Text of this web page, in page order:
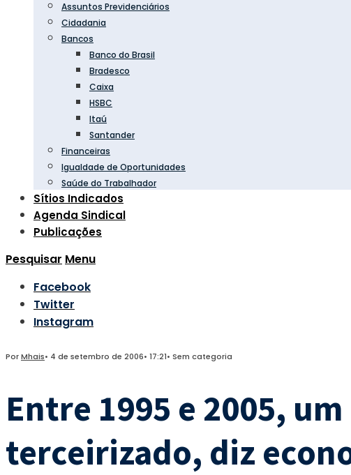
Assuntos Previdenciários
Cidadania
Bancos
Banco do Brasil
Bradesco
Caixa
HSBC
Itaú
Santander
Financeiras
Igualdade de Oportunidades
Saúde do Trabalhador
Sítios Indicados
Agenda Sindical
Publicações
Pesquisar Menu
Facebook
Twitter
Instagram
PorMhais• 4 de setembro de 2006• 17:21• Sem categoria
Entre 1995 e 2005,
terceirizado, diz